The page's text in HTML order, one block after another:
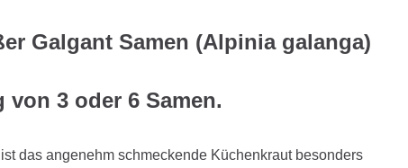
Galgant Samen (Alpinia galanga)
3 oder 6 Samen.
das angenehm schmeckende Küchenkraut besonders